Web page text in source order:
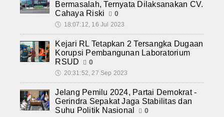
Bermasalah, Ternyata Dilaksanakan CV.
Cahaya Riski
0
🕔 18:07:12, 16 Jul 2023
Kejari RL Tetapkan 2 Tersangka Dugaan
Korupsi Pembangunan Laboratorium
RSUD
0
🕔 20:31:52, 27 Sep 2023
Jelang Pemilu 2024, Partai Demokrat -
Gerindra Sepakat Jaga Stabilitas dan
Suhu Politik Nasional
0